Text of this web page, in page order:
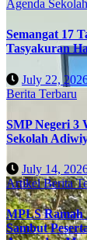
Agenda Sekolah
Semangat 17
Tasyakuran
July 22,
Berita Terbaru
SMP Negeri 3
Sekolah
July 14,
ArtikelBerita
MPLS Ramah
Sambut